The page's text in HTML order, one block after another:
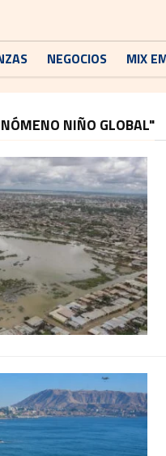
NEGOCIOS MIX
NIÑO GLOBAL"